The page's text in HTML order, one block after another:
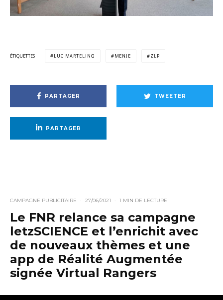
ÉTIQUETTES LUC MARTELING MENJE ZLP
PARTAGER TWEETER
PARTAGER
CAMPAGNE PUBLICITAIRE · 27/06/2021 · 1 MIN DE LECTURE
Le FNR relance sa campagne
letzSCIENCE et l’enrichit avec
de nouveaux thèmes et une
app de Réalité Augmentée
signée Virtual Rangers